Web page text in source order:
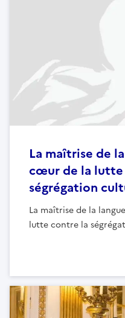
La maîtrise de
cœur de la
ségrégation
La maîtrise de la
lutte contre la